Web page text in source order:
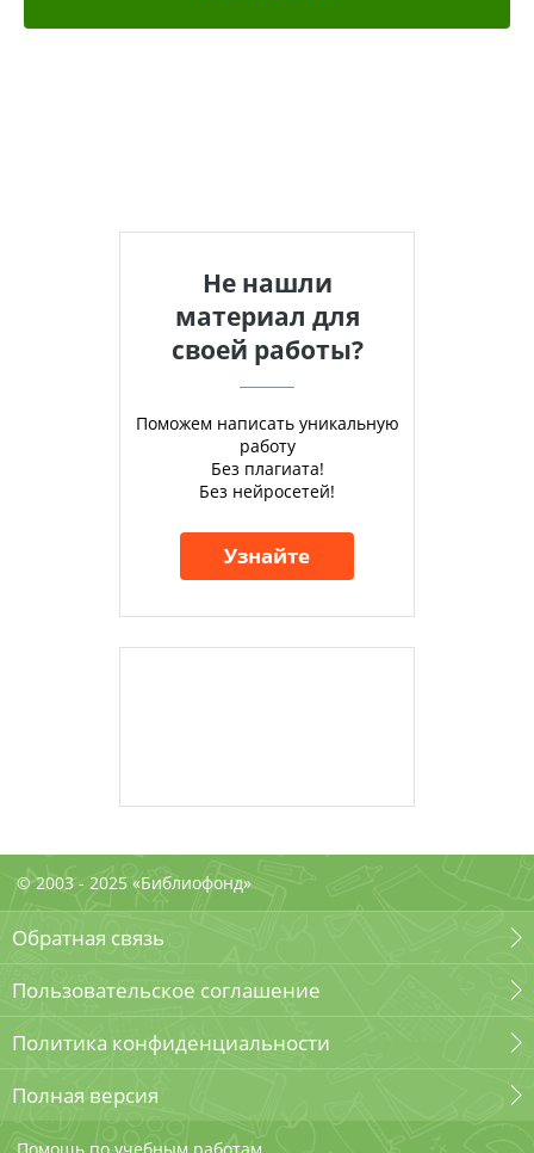
Не нашли
материал для
своей работы?
Поможем написать уникальную
работу
Без плагиата!
Без нейросетей!
Узнайте
© 2003 - 2025 «Библиофонд»
Обратная связь
Пользовательское соглашение
Политика конфиденциальности
Полная версия